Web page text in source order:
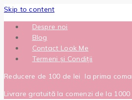
Skip to content
Despre noi
Blog
Contact Look Me
Termeni și Condiții
Reducere de 100 de lei la prima
Livrare gratuită la comenzi de la 1000